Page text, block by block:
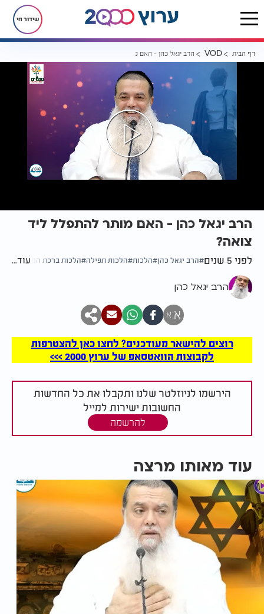
שידור חי
דף הבית VOD הרב יגאל כהן - האם מותר להתפלל ליד צואה?
הרב יגאל כהן - האם מותר להתפלל ליד
צואה?
לפני 5 שנים הרב יגאל כהן הלכות הלכות תפילה הלכות ברכת המזוןעוד...
הרב יגאל כהן
א א
רוצים להישאר מעודכנים? לחצו כאן להצטרפות
לקבוצות הוואטסאפ של ערוץ 2000 >>>
הירשמו לניוזלטר שלנו ותקבלו את כל החדשות
החשובות ישירות למייל
להרשמה
עוד מאותו מרצה